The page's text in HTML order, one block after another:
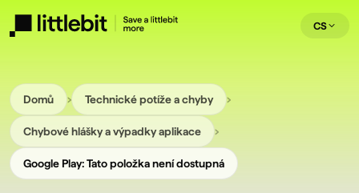
CS
Domů › Technické potíže a chyby ›
Chybové hlášky a výpadky aplikace ›
Google Play: Tato položka není dostupná